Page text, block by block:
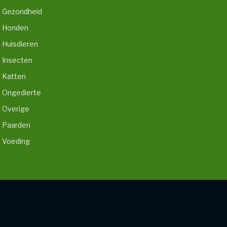
Gezondheid
Honden
Huisdieren
Insecten
Katten
Ongedierte
Overige
Paarden
Voeding